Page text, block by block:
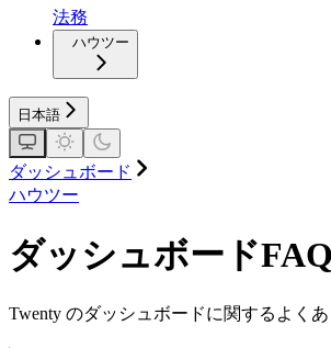
法務
ハウツー
日本語
ダッシュボード
ハウツー
ダッシュボードFAQ​
Twenty のダッシュボードに関するよくあ